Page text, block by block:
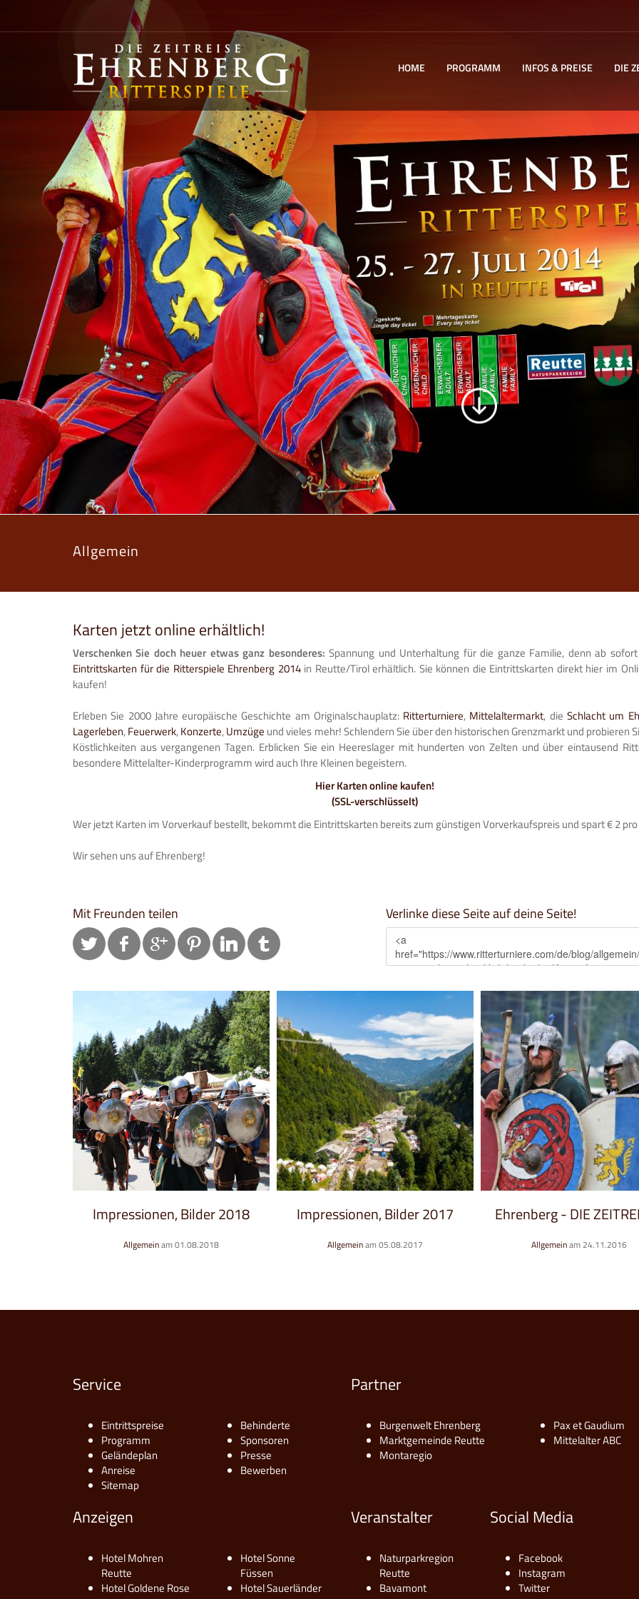
HOME PROGRAMM INFOS & PREISE DIE
Allgemein
Karten jetzt online erhältlich!
Verschenken Sie doch heuer etwas ganz besonderes: Spannung und Unterhaltung für die ganze Familie, denn ab
Eintrittskarten für die Ritterspiele Ehrenberg 2014in Reutte/Tirol erhältlich. Sie können die Eintrittskarten direkt hier im
kaufen!
Erleben Sie 2000 Jahre europäische Geschichte am Originalschauplatz: Ritterturniere, Mittelaltermarkt, die Schlacht um
Lagerleben,Feuerwerk,Konzerte,Umzüge und vieles mehr! Schlendern Sie über den historischen Grenzmarkt und probieren
Köstlichkeiten aus vergangenen Tagen. Erblicken Sie ein Heereslager mit hunderten von Zelten und über eintausend
besondere Mittelalter-Kinderprogramm wird auch Ihre Kleinen begeistern.
Hier Karten online kaufen!
(SSL-verschlüsselt)
Wer jetzt Karten im Vorverkauf bestellt, bekommt die Eintrittskarten bereits zum günstigen Vorverkaufspreis und spart € 2
Wir sehen uns auf Ehrenberg!
Mit Freunden teilen Verlinke diese Seite auf deine Seite!
Impressionen, Bilder 2017
Allgemeinam 05.08.2017
Ehrenberg - DIE ZEITREISE, ideal für Vereins-, Gruppen- und Busreisen
Allgemeinam 24.11.2016 Allgemeinam 03.08.2016
Service
Eintrittspreise
Programm
Geländeplan
Anreise
Sitemap
Behinderte
Sponsoren
Presse
Bewerben
Partner
Burgenwelt Ehrenberg
Marktgemeinde Reutte
Montaregio
Pax et Gaudium
Mittelalter ABC
Anzeigen
Hotel Mohren
Reutte
Hotel Goldene Rose
Hotel Sonne
Füssen
Hotel Sauerländer
Veranstalter
Naturparkregion
Reutte
Bavamont
Social Media
Facebook
Instagram
Twitter